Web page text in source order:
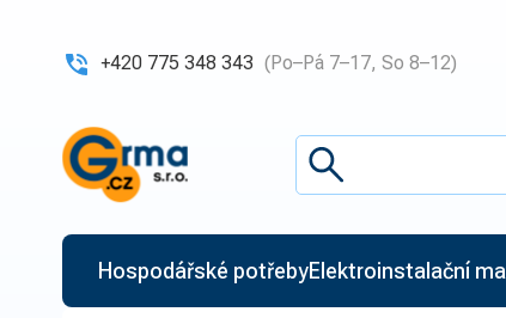
+420 775 348 343 (Po–Pá 7–17, So 8–12)
Hospodářské potřebyElektroinstalační